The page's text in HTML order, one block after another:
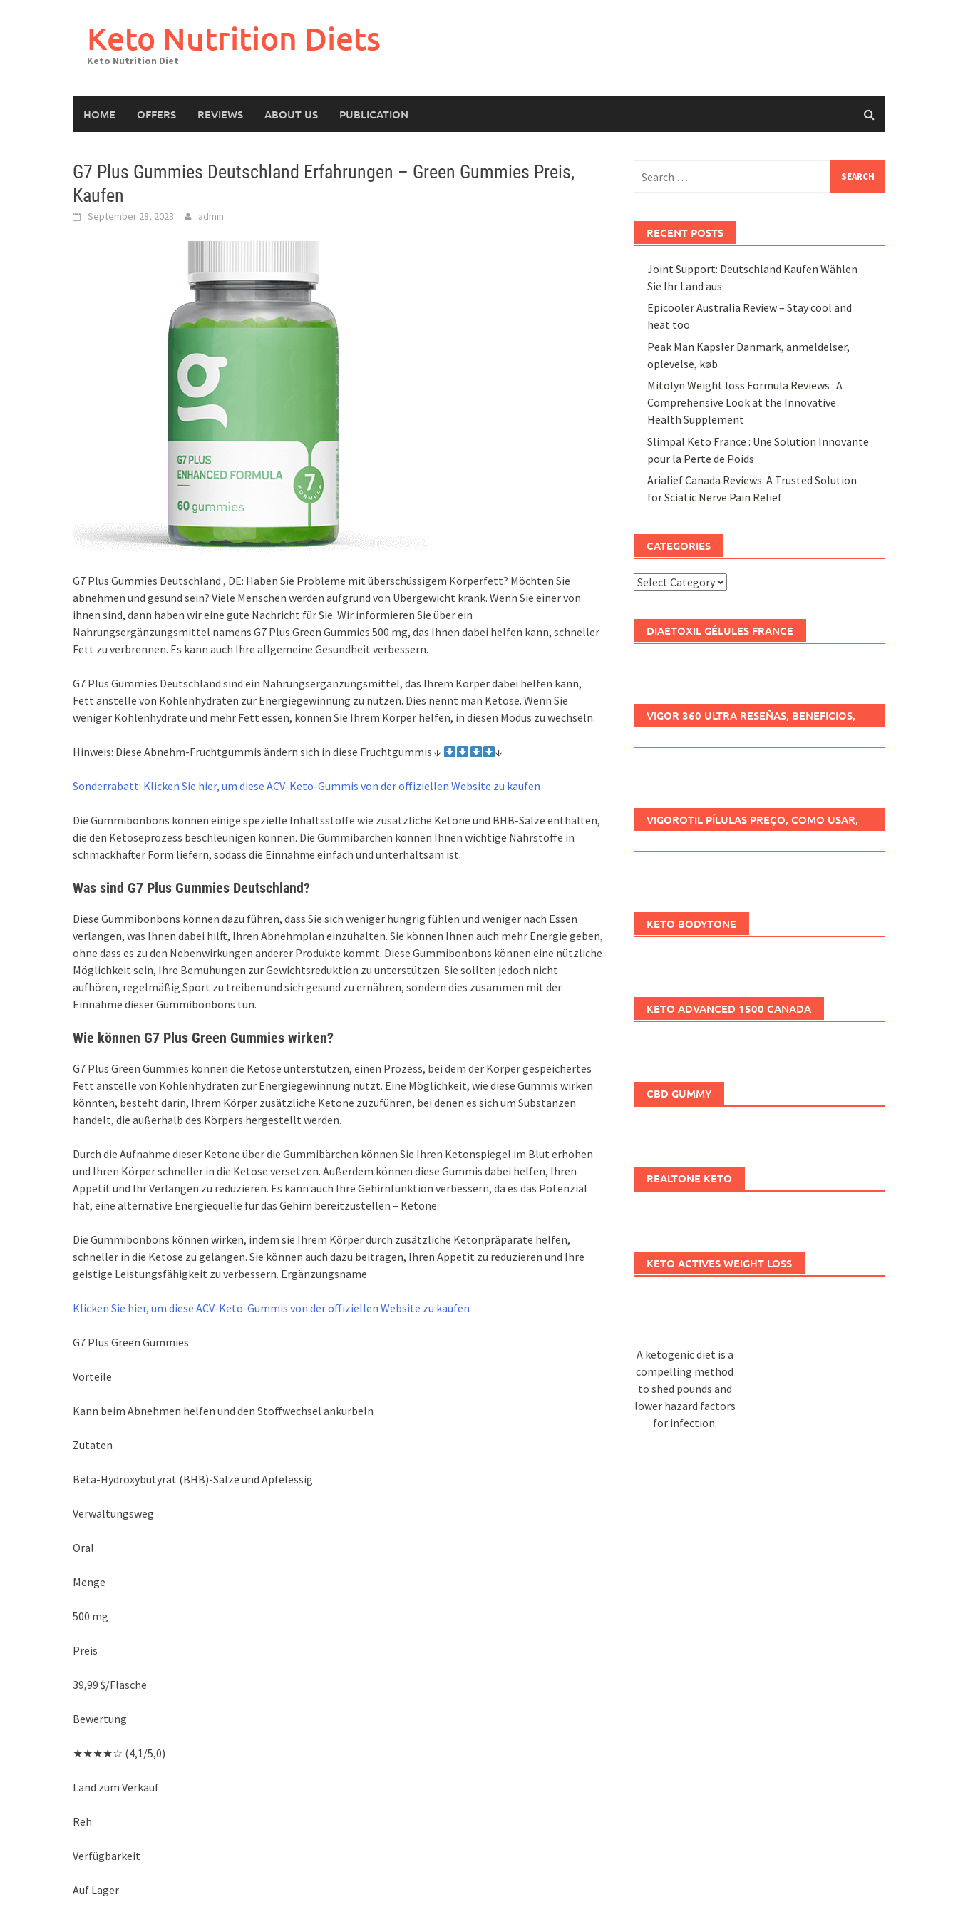
Keto Nutrition Diets
Keto Nutrition Diet
HOME OFFERS REVIEWS ABOUT US PUBLICATION
G7 Plus Gummies Deutschland Erfahrungen – Green Gummies Preis,
Kaufen
September 28, 2023 admin
G7 Plus Gummies Deutschland , DE: Haben Sie Probleme mit überschüssigem Körperfett? Möchten Sie
abnehmen und gesund sein? Viele Menschen werden aufgrund von Übergewicht krank. Wenn Sie einer von
ihnen sind, dann haben wir eine gute Nachricht für Sie. Wir informieren Sie über ein
Nahrungsergänzungsmittel namens G7 Plus Green Gummies 500 mg, das Ihnen dabei helfen kann, schneller
Fett zu verbrennen. Es kann auch Ihre allgemeine Gesundheit verbessern.
G7 Plus Gummies Deutschland sind ein Nahrungsergänzungsmittel, das Ihrem Körper dabei helfen kann,
Fett anstelle von Kohlenhydraten zur Energiegewinnung zu nutzen. Dies nennt man Ketose. Wenn Sie
weniger Kohlenhydrate und mehr Fett essen, können Sie Ihrem Körper helfen, in diesen Modus zu wechseln.
Hinweis: Diese Abnehm-Fruchtgummis ändern sich in diese Fruchtgummis ↓ ↓
Sonderrabatt: Klicken Sie hier, um diese ACV-Keto-Gummis von der offiziellen Website zu kaufen
Die Gummibonbons können einige spezielle Inhaltsstoffe wie zusätzliche Ketone und BHB-Salze enthalten,
die den Ketoseprozess beschleunigen können. Die Gummibärchen können Ihnen wichtige Nährstoffe in
schmackhafter Form liefern, sodass die Einnahme einfach und unterhaltsam ist.
Was sind G7 Plus Gummies Deutschland?
Diese Gummibonbons können dazu führen, dass Sie sich weniger hungrig fühlen und weniger nach Essen
verlangen, was Ihnen dabei hilft, Ihren Abnehmplan einzuhalten. Sie können Ihnen auch mehr Energie geben,
ohne dass es zu den Nebenwirkungen anderer Produkte kommt. Diese Gummibonbons können eine nützliche
Möglichkeit sein, Ihre Bemühungen zur Gewichtsreduktion zu unterstützen. Sie sollten jedoch nicht
aufhören, regelmäßig Sport zu treiben und sich gesund zu ernähren, sondern dies zusammen mit der
Einnahme dieser Gummibonbons tun.
Wie können G7 Plus Green Gummies wirken?
G7 Plus Green Gummies können die Ketose unterstützen, einen Prozess, bei dem der Körper gespeichertes
Fett anstelle von Kohlenhydraten zur Energiegewinnung nutzt. Eine Möglichkeit, wie diese Gummis wirken
könnten, besteht darin, Ihrem Körper zusätzliche Ketone zuzuführen, bei denen es sich um Substanzen
handelt, die außerhalb des Körpers hergestellt werden.
Durch die Aufnahme dieser Ketone über die Gummibärchen können Sie Ihren Ketonspiegel im Blut erhöhen
und Ihren Körper schneller in die Ketose versetzen. Außerdem können diese Gummis dabei helfen, Ihren
Appetit und Ihr Verlangen zu reduzieren. Es kann auch Ihre Gehirnfunktion verbessern, da es das Potenzial
hat, eine alternative Energiequelle für das Gehirn bereitzustellen – Ketone.
Die Gummibonbons können wirken, indem sie Ihrem Körper durch zusätzliche Ketonpräparate helfen,
schneller in die Ketose zu gelangen. Sie können auch dazu beitragen, Ihren Appetit zu reduzieren und Ihre
geistige Leistungsfähigkeit zu verbessern. Ergänzungsname
Klicken Sie hier, um diese ACV-Keto-Gummis von der offiziellen Website zu kaufen
G7 Plus Green Gummies
Vorteile
Kann beim Abnehmen helfen und den Stoffwechsel ankurbeln
Zutaten
Beta-Hydroxybutyrat (BHB)-Salze und Apfelessig
Verwaltungsweg
Oral
Menge
500 mg
Preis
39,99 $/Flasche
Bewertung
★★★★☆ (4,1/5,0)
Land zum Verkauf
Reh
Verfügbarkeit
Auf Lager
for:
RECENT POSTS
Joint Support: Deutschland Kaufen Wählen
Sie Ihr Land aus
Epicooler Australia Review – Stay cool and
heat too
Peak Man Kapsler Danmark, anmeldelser,
oplevelse, køb
Mitolyn Weight loss Formula Reviews : A
Comprehensive Look at the Innovative
Health Supplement
Slimpal Keto France : Une Solution Innovante
pour la Perte de Poids
Arialief Canada Reviews: A Trusted Solution
for Sciatic Nerve Pain Relief
CATEGORIES
Categories
DIAETOXIL GÉLULES FRANCE
VIGOR 360 ULTRA RESEÑAS, BENEFICIOS,
VIGOROTIL PÍLULAS PREÇO, COMO USAR,
KETO BODYTONE
KETO ADVANCED 1500 CANADA
CBD GUMMY
REALTONE KETO
KETO ACTIVES WEIGHT LOSS
A ketogenic diet is a
compelling method
to shed pounds and
lower hazard factors
for infection.